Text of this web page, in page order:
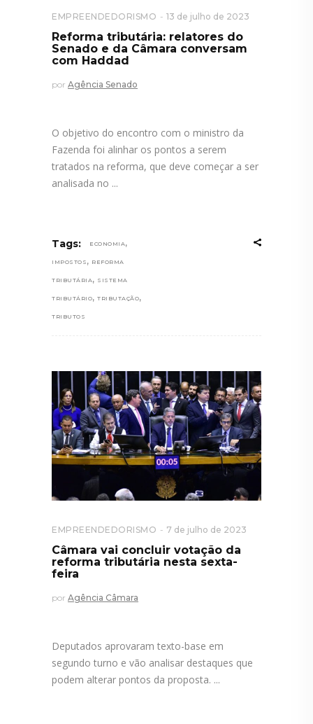
EMPREENDEDORISMO 13 de julho de 2023
Reforma tributária: relatores do
Senado e da Câmara conversam
com Haddad
por Agência Senado
O objetivo do encontro com o ministro da
Fazenda foi alinhar os pontos a serem
tratados na reforma, que deve começar a ser
analisada no
Tags: ECONOMIA,
IMPOSTOS , REFORMA
TRIBUTÁRIA, SISTEMA
TRIBUTÁRIO, TRIBUTAÇÃO,
TRIBUTOS
EMPREENDEDORISMO 7 de julho de 2023
Câmara vai concluir votação da
reforma tributária nesta sexta-
feira
por Agência Câmara
Deputados aprovaram texto-base em
segundo turno e vão analisar destaques que
podem alterar pontos da proposta.